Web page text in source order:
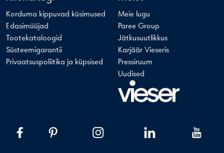
Korduma kippuvad küsimused
Edasimüüjad
Tootekataloogid
Süsteemigarantii
Privaatsuspoliitika ja küpsised
Meie lugu
Paree Group
Jätkusuutlikkus
Karjäär Vieseris
Pressiruum
Uudised